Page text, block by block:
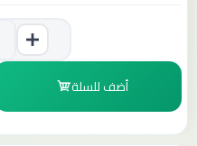
أضف للسلة